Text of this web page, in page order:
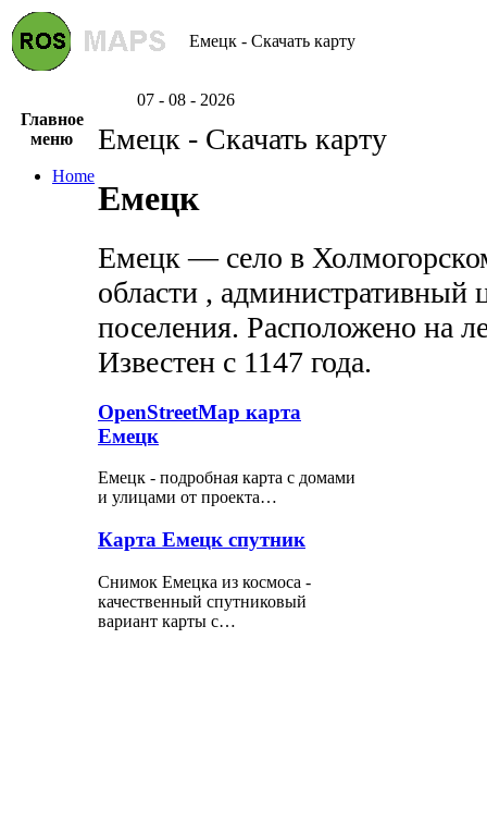
Емецк - Скачать карту
07 - 08 - 2026
Главное
меню
Home
Емецк - Скачать карту
Емецк
Емецк — село в
области , административный
поселения. Расположено на
Известен с 1147 года.
OpenStreetMap карта
Емецк
Емецк - подробная карта с домами
и улицами от проекта…
Карта Емецк спутник
Снимок Емецка из космоса -
качественный спутниковый
вариант карты с…